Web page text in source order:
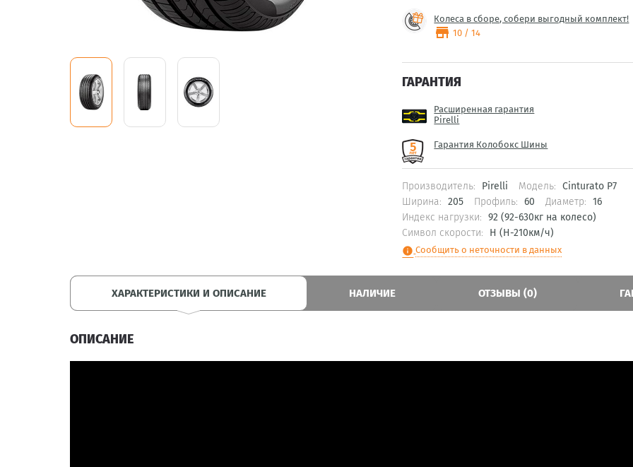
Колеса в сборе, собери выгодный комплект!
store 10 / 14
ГАРАНТИЯ
Расширенная гарантия
Pirelli
Гарантия Колобокс Шины
Производитель: Pirelli Модель:
Cinturato P7
Ширина:
205 Профиль: 60 Диаметр:
16
Индекс нагрузки:
92 (92-630кг на колесо)
Символ скорости:
H (H-210км/ч)
info Сообщить о неточности в данных
ХАРАКТЕРИСТИКИ И ОПИСАНИЕ НАЛИЧИЕ ОТЗЫВЫ (0)
ОПИСАНИЕ